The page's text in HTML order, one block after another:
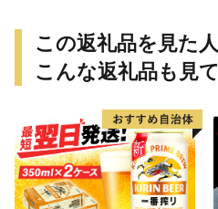
この返礼品を見た
こんな返礼品も見